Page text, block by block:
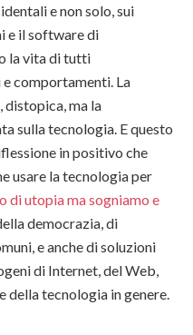
e non solo, sui
e il software di
la vita di tutti
comportamenti. La
distopica, ma la
sulla tecnologia. E questo
in positivo che
usare la tecnologia per
di utopia ma sogniamo e
democrazia, di
e anche di soluzioni
di Internet, del Web,
tecnologia in genere.